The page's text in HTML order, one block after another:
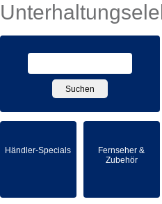
Händler-Specials
Fernseher &
Zubehör